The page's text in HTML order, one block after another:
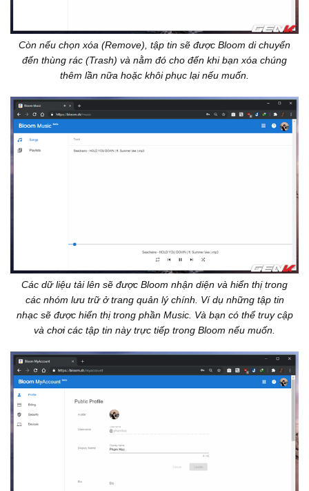
Còn nếu chọn xóa (Remove), tập tin sẽ được Bloom di chuyển
đến thùng rác (Trash) và nằm đó cho đến khi bạn xóa chúng
thêm lần nữa hoặc khôi phục lại nếu muốn.
Các dữ liệu tải lên sẽ được Bloom nhận diện và hiển thị trong
các nhóm lưu trữ ở trang quản lý chính. Ví dụ những tập tin
nhạc sẽ được hiển thị trong phần Music. Và bạn có thể truy cập
và chơi các tập tin này trực tiếp trong Bloom nếu muốn.